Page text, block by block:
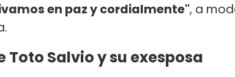
en paz y cordialmente", a
Toto Salvio y su exesposa